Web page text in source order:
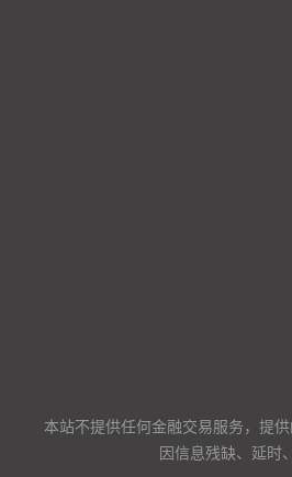
本站不提供任何金融交易服务，提
因信息残缺、延时